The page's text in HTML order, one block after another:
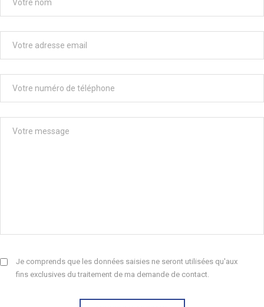
Je comprends que les données saisies ne seront utilisées qu'aux
fins exclusives du traitement de ma demande de contact.